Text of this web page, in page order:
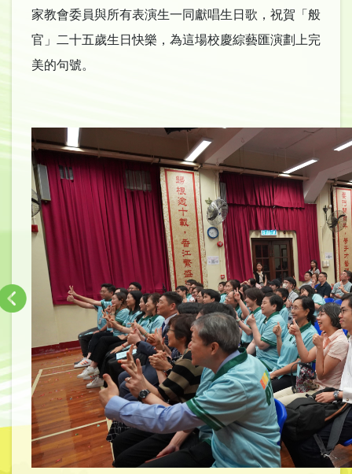
家教會委員與所有表演生一同獻唱生日歌，祝賀「般
官」二十五歲生日快樂，為這場校慶綜藝匯演劃上完
美的句號。